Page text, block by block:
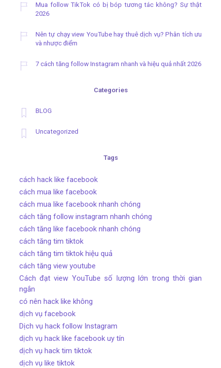
Mua follow TikTok có bị bóp tương tác không? Sự thật
2026
Nên tự chạy view YouTube hay thuê dịch vụ? Phân tích ưu
và nhược điểm
7 cách tăng follow Instagram nhanh và hiệu quả nhất 2026
Categories
BLOG
Uncategorized
Tags
cách hack like facebook
cách mua like facebook
cách mua like facebook nhanh chóng
cách tăng follow instagram nhanh chóng
cách tăng like facebook nhanh chóng
cách tăng tim tiktok
cách tăng tim tiktok hiệu quả
cách tăng view youtube
Cách đạt view YouTube số lượng lớn trong thời gian
ngắn
có nên hack like không
dịch vụ facebook
Dịch vụ hack follow Instagram
dịch vụ hack like facebook uy tín
dịch vụ hack tim tiktok
dịch vụ like tiktok